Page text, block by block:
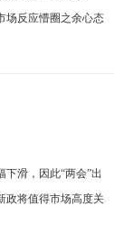
场反应懵圈之余心态
滑，因此“两会”出
政将值得市场高度关